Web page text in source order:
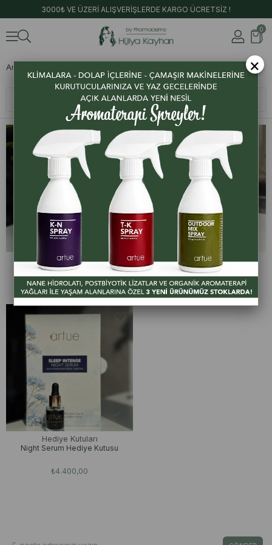
3000₺ VE ÜZERİ ALIŞVERİŞLERDE KARGO ÜCRETSİZ !
0
Anasayfa
Filtreleme
Sıralama
Hediye Kutuları
Oral Care Hediye Kutusu
₺1.050,00
Hediye Kutuları
De-Cellulite Hediye Kutusu
₺2.750,00
Hediye Kutuları
Night Serum Hediye Kutusu
₺4.400,00
×